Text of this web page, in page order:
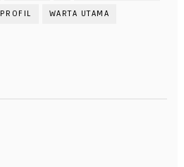
PROFIL WARTA UTAMA